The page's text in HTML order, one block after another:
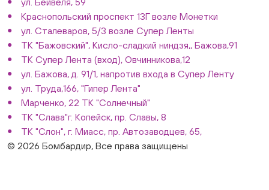
Краснопольский проспект 13Г возле Монетки
ул. Сталеваров, 5/3 возле Супер Ленты
ТК "Бажовский", Кисло-сладкий ниндзя,, Бажова,91
ТК Супер Лента (вход), Овчинникова,12
ул. Бажова, д. 91/1, напротив входа в Супер Ленту
ул. Труда,166, "Гипер Лента"
Марченко, 22 ТК "Солнечный"
ТК "Слава"г. Копейск, пр. Славы, 8
ТК "Слон", г. Миасс, пр. Автозаводцев, 65,
© 2026 Бомбардир, Все права защищены